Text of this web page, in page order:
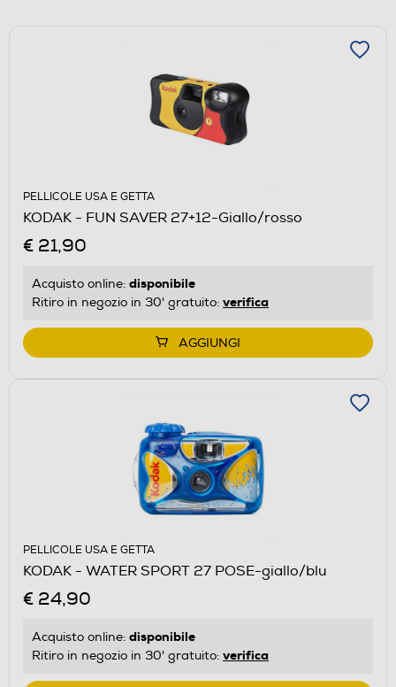
PELLICOLE USA E GETTA
KODAK - FUN SAVER 27+12-Giallo/rosso
€ 21,90
Acquisto online: disponibile
Ritiro in negozio in 30' gratuito: verifica
AGGIUNGI
PELLICOLE USA E GETTA
KODAK - WATER SPORT 27 POSE-giallo/blu
€ 24,90
Acquisto online: disponibile
Ritiro in negozio in 30' gratuito: verifica